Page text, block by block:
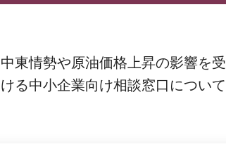
中東情勢や原油価格上昇の影響を受
ける中小企業向け相談窓口について